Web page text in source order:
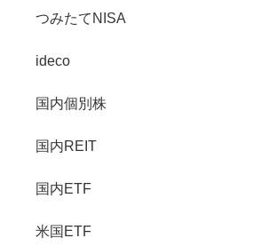
つみたてNISA
ideco
国内個別株
国内REIT
国内ETF
米国ETF